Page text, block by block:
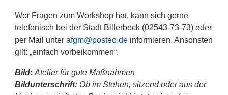
Wer Fragen zum Workshop hat, kann sich gerne
telefonisch bei der Stadt Billerbeck (02543-73-73) oder
per Mail unter afgm@posteo.deinformieren. Ansonsten
gilt: „einfach vorbeikommen“.
Bild: Atelier für gute Maßnahmen
Bildunterschrift:Ob im Stehen, sitzend oder aus der